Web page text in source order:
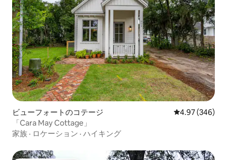
ビューフォートのコテージ レビュー346
4.97 (346)
「Cara May Cottage」
家族 · ロケーション · ハイキング